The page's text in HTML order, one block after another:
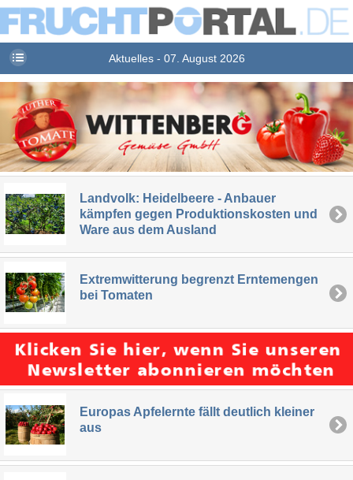
Aktuelles - 07. August 2026
Landvolk: Heidelbeere - Anbauer
kämpfen gegen Produktionskosten und
Ware aus dem Ausland
Extremwitterung begrenzt Erntemengen
bei Tomaten
Europas Apfelernte fällt deutlich kleiner
aus